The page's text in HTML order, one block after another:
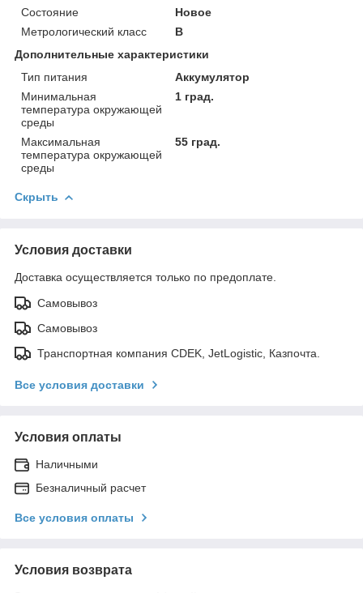
Состояние
Новое
Метрологический класс
В
Дополнительные характеристики
Тип питания
Аккумулятор
Минимальная
температура окружающей
среды
1 град.
Максимальная
температура окружающей
среды
55 град.
Скрыть
Условия доставки
Доставка осуществляется только по предоплате.
Самовывоз
Самовывоз
Транспортная компания CDEK, JetLogistic, Казпочта.
Все условия доставки
Условия оплаты
Наличными
Безналичный расчет
Все условия оплаты
Условия возврата